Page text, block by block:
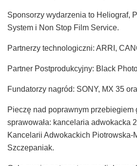
Sponsorzy wydarzenia to Heliograf,
System i Non Stop Film Service.
Partnerzy technologiczni: ARRI,
Partner Postprodukcyjny: Black
Fundatorzy nagród: SONY, MX 35
Pieczę nad poprawnym przebiegiem
sprawowała: kancelaria adwokacka
Kancelarii Adwokackich Piotrowska-
Szczepaniak.